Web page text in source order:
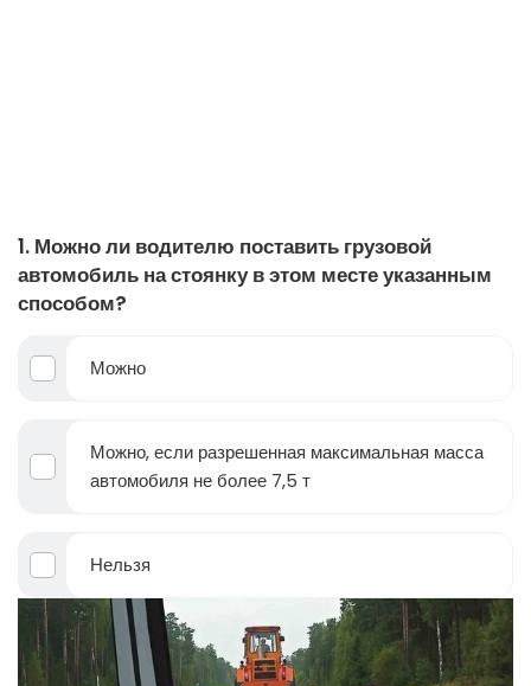
1. Можно ли водителю поставить грузовой
автомобиль на стоянку в этом месте указанным
способом?
Можно
Можно, если разрешенная максимальная масса
автомобиля не более 7,5 т
Нельзя